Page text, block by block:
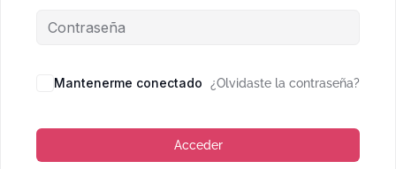
Mantenerme conectado ¿Olvidaste la contraseña?
Acceder